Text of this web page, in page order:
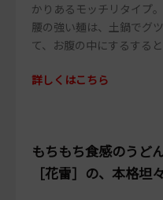
かりあるモッチリタイプ
腰の強い麺は、土鍋でグ
て、お腹の中にするすると
詳しくはこちら
もちもち食感のうど
［花雷］の、本格坦